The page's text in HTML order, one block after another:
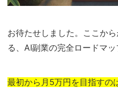
お待たせしました。ここか
る、AI副業の完全ロードマッ
最初から月5万円を目指すの